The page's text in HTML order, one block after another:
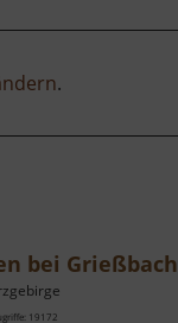
.
bei Grießbach
19172